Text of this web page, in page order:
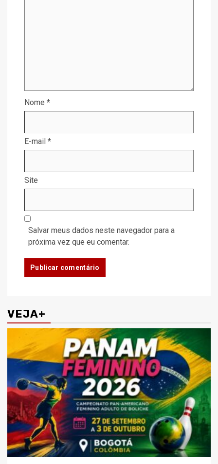
Nome *
E-mail *
Site
Salvar meus dados neste navegador para a
próxima vez que eu comentar.
VEJA+